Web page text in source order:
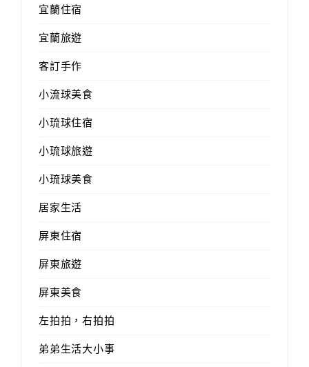
宜蘭住宿
宜蘭旅遊
客訂手作
小流球美食
小琉球住宿
小琉球旅遊
小琉球美食
居家生活
屏東住宿
屏東旅遊
屏東美食
左拍拍，右拍拍
弟弟生活大小事